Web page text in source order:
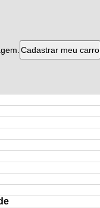
Cadastrar meu carro